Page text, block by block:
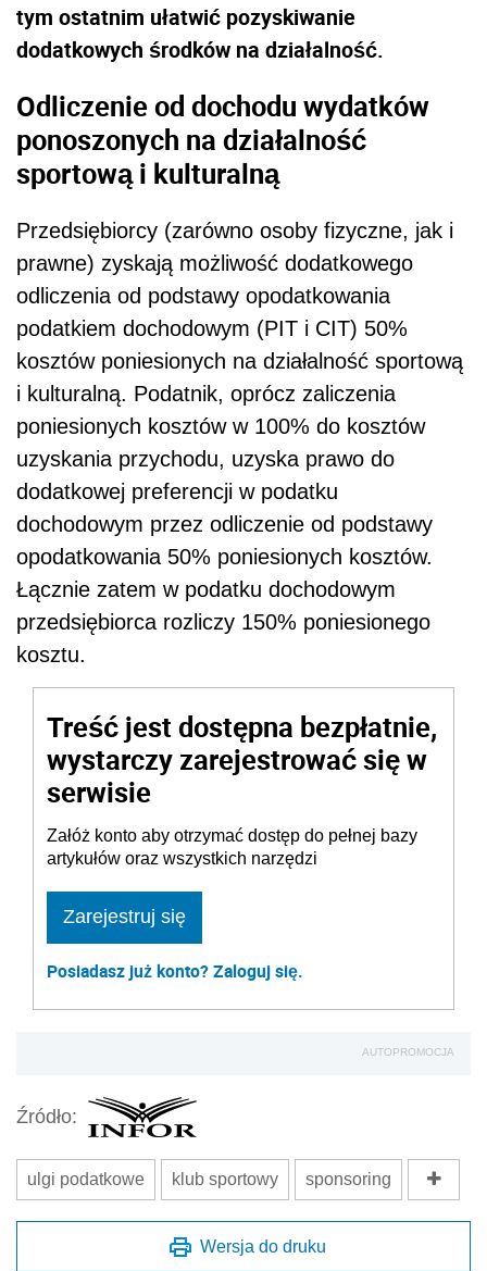
tym ostatnim ułatwić pozyskiwanie
dodatkowych środków na działalność.
Odliczenie od dochodu wydatków
ponoszonych na działalność
sportową i kulturalną
Przedsiębiorcy (zarówno osoby fizyczne, jak i
prawne) zyskają możliwość dodatkowego
odliczenia od podstawy opodatkowania
podatkiem dochodowym (PIT i CIT) 50%
kosztów poniesionych na działalność sportową
i kulturalną. Podatnik, oprócz zaliczenia
poniesionych kosztów w 100% do kosztów
uzyskania przychodu, uzyska prawo do
dodatkowej preferencji w podatku
dochodowym przez odliczenie od podstawy
opodatkowania 50% poniesionych kosztów.
Łącznie zatem w podatku dochodowym
przedsiębiorca rozliczy 150% poniesionego
kosztu.
Treść jest dostępna bezpłatnie,
wystarczy zarejestrować się w
serwisie
Załóż konto aby otrzymać dostęp do pełnej bazy
artykułów oraz wszystkich narzędzi
Zarejestruj się
Posiadasz już konto? Zaloguj się.
AUTOPROMOCJA
Źródło:
ulgi podatkowe klub sportowy sponsoring
Wersja do druku